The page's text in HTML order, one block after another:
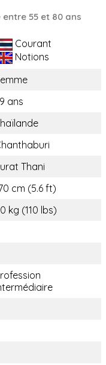
55 et 80 ans
Courant
Notions
ans
Thani
cm (5.6 ft)
kg (110 lbs)